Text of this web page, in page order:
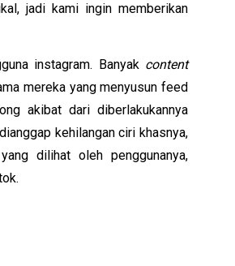
jadi kami ingin memberikan
instagram. Banyak content
mereka yang menyusun feed
akibat dari diberlakukannya
kehilangan ciri khasnya,
dilihat oleh penggunanya,